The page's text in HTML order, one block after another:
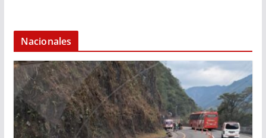
Nacionales